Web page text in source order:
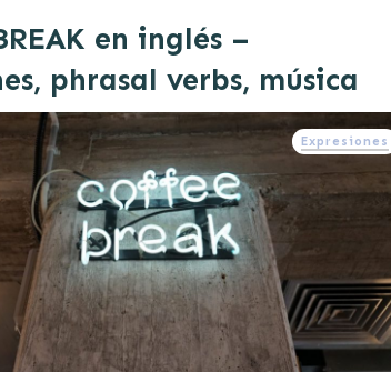
en inglés –
phrasal verbs, música
Expresiones